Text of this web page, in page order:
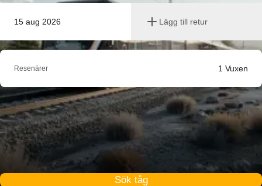
15 aug 2026 Lägg till retur
Resenärer 1 Vuxen
Sök tåg